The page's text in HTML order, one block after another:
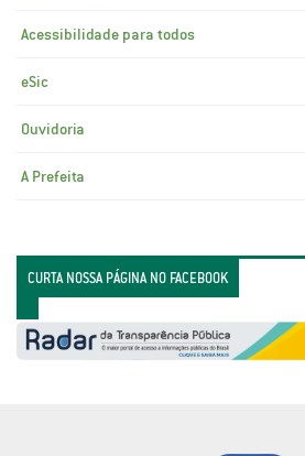
Acessibilidade para todos
eSic
Ouvidoria
A Prefeita
CURTA NOSSA PÁGINA NO FACEBOOK